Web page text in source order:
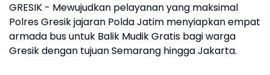
GRESIK - Mewujudkan pelayanan yang maksimal
Polres Gresik jajaran Polda Jatim menyiapkan empat
armada bus untuk Balik Mudik Gratis bagi warga
Gresik dengan tujuan Semarang hingga Jakarta.